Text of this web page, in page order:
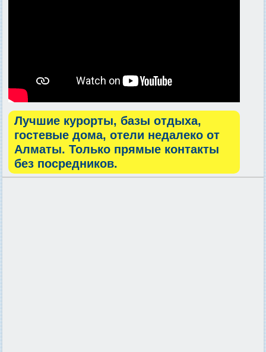
Лучшие курорты, базы отдыха,
гостевые дома, отели недалеко от
Алматы. Только прямые контакты
без посредников.